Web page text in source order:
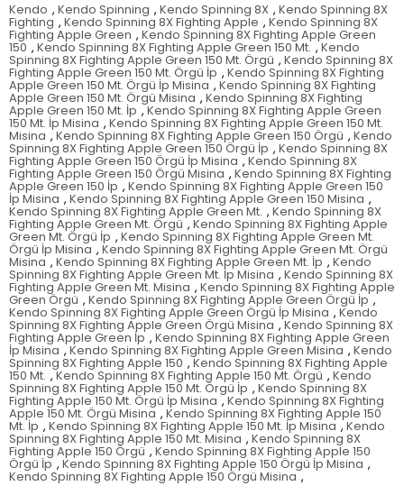
Kendo , Kendo Spinning , Kendo Spinning 8X , Kendo Spinning 8X
Fighting , Kendo Spinning 8X Fighting Apple , Kendo Spinning 8X
Fighting Apple Green , Kendo Spinning 8X Fighting Apple Green
150 , Kendo Spinning 8X Fighting Apple Green 150 Mt. ,Kendo
Spinning 8X Fighting Apple Green 150 Mt. Örgü , Kendo Spinning 8X
Fighting Apple Green 150 Mt. Örgü İp , Kendo Spinning 8X Fighting
Apple Green 150 Mt. Örgü İp Misina , Kendo Spinning 8X Fighting
Apple Green 150 Mt. Örgü Misina , Kendo Spinning 8X Fighting
Apple Green 150 Mt. İp ,Kendo Spinning 8X Fighting Apple Green
150 Mt. İp Misina , Kendo Spinning 8X Fighting Apple Green 150 Mt.
Misina ,Kendo Spinning 8X Fighting Apple Green 150 Örgü , Kendo
Spinning 8X Fighting Apple Green 150 Örgü İp , Kendo Spinning 8X
Fighting Apple Green 150 Örgü İp Misina ,Kendo Spinning 8X
Fighting Apple Green 150 Örgü Misina , Kendo Spinning 8X Fighting
Apple Green 150 İp , Kendo Spinning 8X Fighting Apple Green 150
İp Misina , Kendo Spinning 8X Fighting Apple Green 150 Misina ,
Kendo Spinning 8X Fighting Apple Green Mt. , Kendo Spinning 8X
Fighting Apple Green Mt. Örgü , Kendo Spinning 8X Fighting Apple
Green Mt. Örgü İp , Kendo Spinning 8X Fighting Apple Green Mt.
Örgü İp Misina , Kendo Spinning 8X Fighting Apple Green Mt. Örgü
Misina , Kendo Spinning 8X Fighting Apple Green Mt. İp , Kendo
Spinning 8X Fighting Apple Green Mt. İp Misina , Kendo Spinning 8X
Fighting Apple Green Mt. Misina , Kendo Spinning 8X Fighting Apple
Green Örgü , Kendo Spinning 8X Fighting Apple Green Örgü İp ,
Kendo Spinning 8X Fighting Apple Green Örgü İp Misina , Kendo
Spinning 8X Fighting Apple Green Örgü Misina , Kendo Spinning 8X
Fighting Apple Green İp , Kendo Spinning 8X Fighting Apple Green
İp Misina ,Kendo Spinning 8X Fighting Apple Green Misina , Kendo
Spinning 8X Fighting Apple 150 , Kendo Spinning 8X Fighting Apple
150 Mt. , Kendo Spinning 8X Fighting Apple 150 Mt. Örgü , Kendo
Spinning 8X Fighting Apple 150 Mt. Örgü İp , Kendo Spinning 8X
Fighting Apple 150 Mt. Örgü İp Misina ,Kendo Spinning 8X Fighting
Apple 150 Mt. Örgü Misina , Kendo Spinning 8X Fighting Apple 150
Mt. İp , Kendo Spinning 8X Fighting Apple 150 Mt. İp Misina ,Kendo
Spinning 8X Fighting Apple 150 Mt. Misina , Kendo Spinning 8X
Fighting Apple 150 Örgü , Kendo Spinning 8X Fighting Apple 150
Örgü İp , Kendo Spinning 8X Fighting Apple 150 Örgü İp Misina ,
Kendo Spinning 8X Fighting Apple 150 Örgü Misina ,